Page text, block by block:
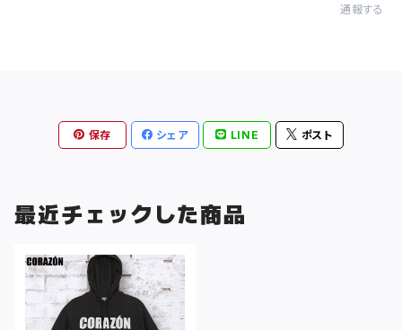
通報する
保存 シェア LINE ポスト
最近チェックした商品